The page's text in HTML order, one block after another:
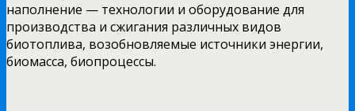
наполнение — технологии и оборудование для
производства и сжигания различных видов
биотоплива, возобновляемые источники энергии,
биомасса, биопроцессы.